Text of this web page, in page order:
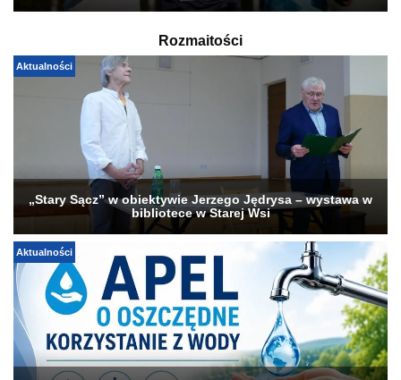
Rozmaitości
Aktualności
„Stary Sącz” w obiektywie Jerzego Jędrysa – wystawa w
bibliotece w Starej Wsi
Aktualności